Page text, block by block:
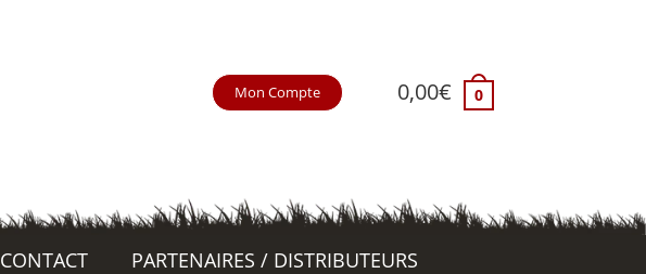
Mon Compte 0,00€ 0
CONTACT PARTENAIRES / DISTRIBUTEURS